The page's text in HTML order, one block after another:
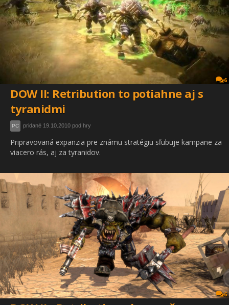
6
DOW II: Retribution to potiahne aj s
tyranidmi
PC pridané 19.10.2010 pod hry
Pripravovaná expanzia pre známu stratégiu sľubuje kampane za
viacero rás, aj za tyranidov.
6